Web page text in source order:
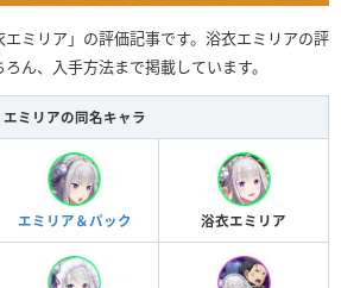
ミリア」の評価記事です。浴衣エミリアの評
ん、入手方法まで掲載しています。
エミリアの同名キャラ
エミリア＆パック 浴衣エミリア